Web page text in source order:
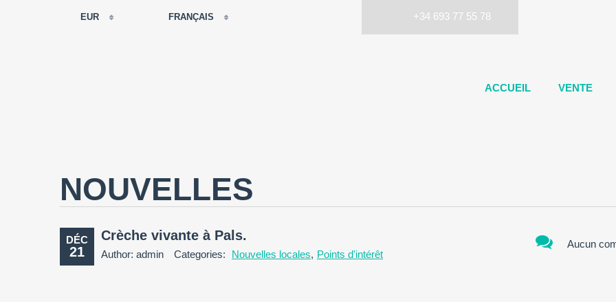
EUR FRANÇAIS +34 693 77 55 78
ACCUEIL VENTE
NOUVELLES
DÉC
21
Aucun
Crèche vivante à Pals.
Author: admin Categories: Nouvelles locales, Points d'intérêt